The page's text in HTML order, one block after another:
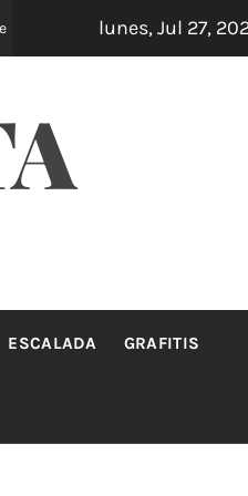
Oveja Negra: el unipersonal
lunes, Jul 27,
ESCALADA GRAFITIS